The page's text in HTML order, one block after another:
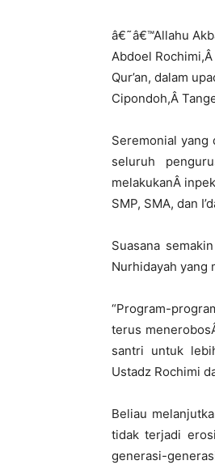
â€˜â€™Allahu
Abdoel
Qur’an, dalam
Cipondoh,Â
Seremonial yang
seluruh
melakukanÂ
SMP, SMA, dan
Suasana
Nurhidayah yang
“Program-
terus
santri untuk
Ustadz Rochimi
Beliau
tidak terjadi
generasi-